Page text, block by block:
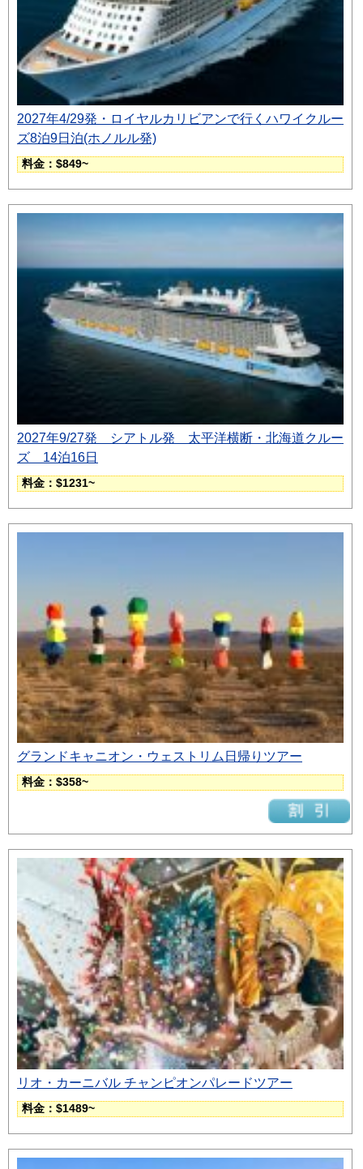
2027年4/29発・ロイヤルカリビアンで行くハワイクルー
ズ8泊9日泊(ホノルル発)
料金：$849~
2027年9/27発 シアトル発 太平洋横断・北海道クルー
ズ 14泊16日
料金：$1231~
グランドキャニオン・ウェストリム日帰りツアー
料金：$358~
リオ・カーニバル チャンピオンパレードツアー
料金：$1489~